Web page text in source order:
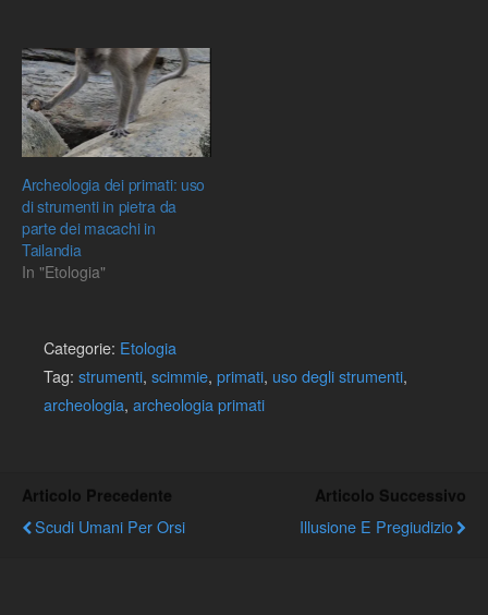
Archeologia dei primati: uso
di strumenti in pietra da
parte dei macachi in
Tailandia
In "Etologia"
Categorie: Etologia
Tag: strumenti, scimmie, primati, uso degli strumenti,
archeologia, archeologia primati
Articolo Precedente
Scudi Umani Per Orsi
Articolo Successivo
Illusione E Pregiudizio